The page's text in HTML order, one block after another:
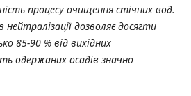
процесу очищення стічних вод.
дозволяє досягти
85-90 % від вихідних
одержаних осадів значно